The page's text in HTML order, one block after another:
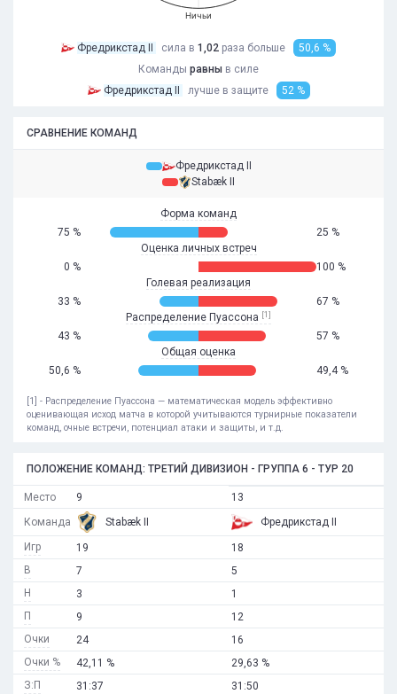
Ничьи
Фредрикстад II сила в 1,02 раза больше
50,6 %
Команды равны в силе
Фредрикстад II
лучше в защите 52 %
СРАВНЕНИЕ КОМАНД
Фредрикстад II
Stabæk II
Форма команд
75 %
25 %
Оценка личных встреч
0 %
100 %
Голевая реализация
33 %
67 %
Распределение Пуассона [1]
43 %
57 %
Общая оценка
50,6 %
49,4 %
[1] - Распределение Пуассона — математическая модель эффективно
оценивающая исход матча в которой учитываются турнирные показатели
команд, очные встречи, потенциал атаки и защиты, и т.д.
ПОЛОЖЕНИЕ КОМАНД: ТРЕТИЙ ДИВИЗИОН - ГРУППА 6 - ТУР 20
Место
Команда
Игр
В
Н
П
Очки
Очки %
З:П
9
Stabæk II
19
7
3
9
24
42,11 %
31:37
13
Фредрикстад II
18
5
1
12
16
29,63 %
31:50